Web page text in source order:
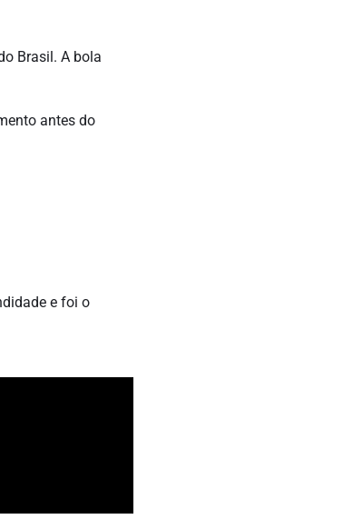
Brasil. A bola
antes do
e foi o